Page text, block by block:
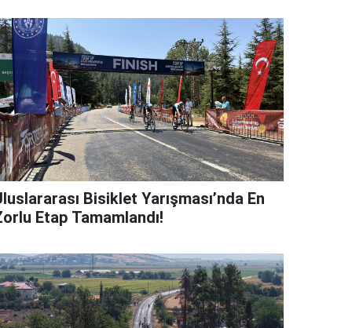
Bisiklet Yarışması’nda En
Etap Tamamlandı!